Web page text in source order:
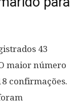
43
maior número
confirmações.